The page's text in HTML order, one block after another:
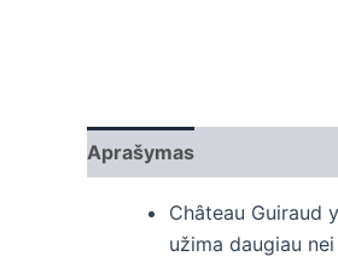
Aprašymas
Château Guiraud
užima daugiau